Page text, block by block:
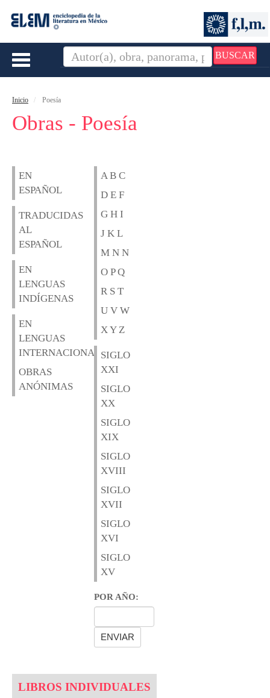
BUSCAR
Toggle
Inicio Poesía
Obras - Poesía
EN
ESPAÑOL
TRADUCIDAS
AL
ESPAÑOL
EN
LENGUAS
INDÍGENAS
EN
LENGUAS
INTERNACIONALES
OBRAS
ANÓNIMAS
A B C
D E F
G H I
J K L
M N N
O P Q
R S T
U V W
X Y Z
SIGLO
XXI
SIGLO
XX
SIGLO
XIX
SIGLO
XVIII
SIGLO
XVII
SIGLO
XVI
SIGLO
XV
POR AÑO:
LIBROS INDIVIDUALES